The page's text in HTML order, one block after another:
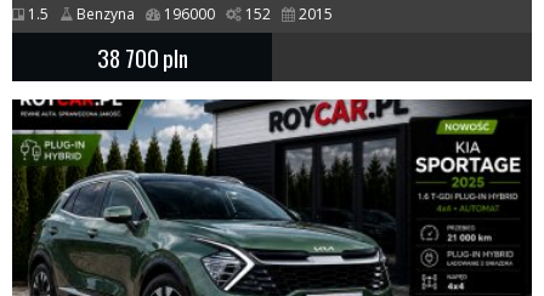
1.5 Benzyna 196000 152 2015
38 700pln